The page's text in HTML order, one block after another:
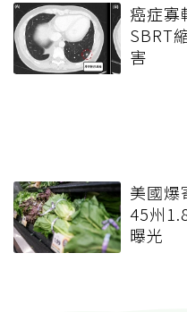
癌症寡
SBRT
害
美國爆
45州
曝光